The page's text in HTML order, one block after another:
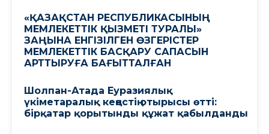
«ҚАЗАҚСТАН РЕСПУБЛИКАСЫНЫҢ
МЕМЛЕКЕТТІК ҚЫЗМЕТІ ТУРАЛЫ»
ЗАҢЫНА ЕНГІЗІЛГЕН ӨЗГЕРІСТЕР
МЕМЛЕКЕТТІК БАСҚАРУ САПАСЫН
АРТТЫРУҒА БАҒЫТТАЛҒАН
Шолпан-Атада Еуразиялық
үкіметаралық кеңестің отырысы өтті:
бірқатар қорытынды құжат қабылданды